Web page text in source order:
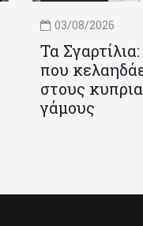
03/08/2026
Τα
που
στους
γάμους